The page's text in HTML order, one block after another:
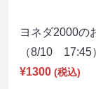
ヨネダ2000の
（8/10 17:45
¥1300 (税込)